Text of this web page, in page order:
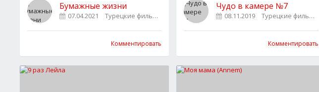
Бумажные жизни
07.04.2021 Турецкие фильмы
Комментировать
Чудо в камере №7
08.11.2019 Турецкие фильмы
Комментировать